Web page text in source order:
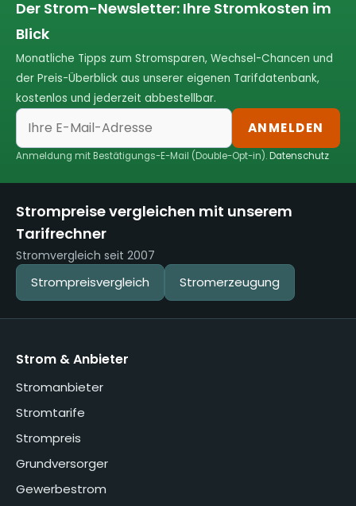
Der Strom-Newsletter: Ihre Stromkosten im
Blick
Monatliche Tipps zum Stromsparen, Wechsel-Chancen und
der Preis-Überblick aus unserer eigenen Tarifdatenbank,
kostenlos und jederzeit abbestellbar.
ANMELDEN
Anmeldung mit Bestätigungs-E-Mail (Double-Opt-in).Datenschutz
Strompreise vergleichen mit unserem
Tarifrechner
Stromvergleich seit 2007
Strompreisvergleich Stromerzeugung
Strom & Anbieter
Stromanbieter
Stromtarife
Strompreis
Grundversorger
Gewerbestrom